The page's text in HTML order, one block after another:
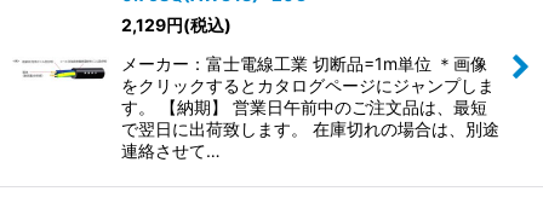
2,129円(税込)
メーカー：富士電線工業 切断品=1m単位 ＊画像
をクリックするとカタログページにジャンプしま
す。 【納期】 営業日午前中のご注文品は、最短
で翌日に出荷致します。 在庫切れの場合は、別途
連絡させて…